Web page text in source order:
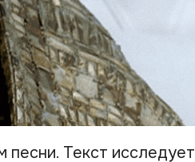
Текст исследует